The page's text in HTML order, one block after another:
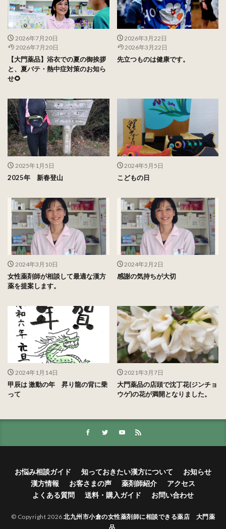
2026年7月20日
2026年7月20日
【大門薬品】浴衣での夏の御挨拶
と、夏バテ・熱中症対策のお知ら
せ🌻
2026年3月22日
2026年3月22日
先立つものは健康です。
2025年1月5日
2025年 新春登山
2024年5月5日
こどもの日
2024年3月10日
女性薬剤師が相談して最適な漢方
薬を提案します。
2024年2月2日
感謝の気持ちが大切
2024年1月14日
甲辰は 激動の年 昇り龍の背に乗
って
2021年3月7日
大門薬品の店頭で沈丁花(ジンチョ
ウゲ)の花が満開となりました。
お悩み相談ガイド 知っておきたい漢方について
お知らせ
漢方情報
お客さまの声 薬剤師紹介
アクセス
よくある質問
送料・購入ガイド お問い合わせ
© Copyright 2026北九州市小倉の女性薬剤師に相談できる薬店 大門薬
品